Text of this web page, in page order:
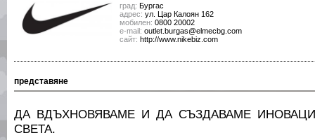
град: Бургас
адрес: ул. Цар Калоян 162
мобилен: 0800 20002
е-mail: outlet.burgas@elmecbg.com
сайт: http://www.nikebiz.com
представяне
ДА ВДЪХНОВЯВАМЕ И ДА СЪЗДАВАМЕ
СВЕТА.